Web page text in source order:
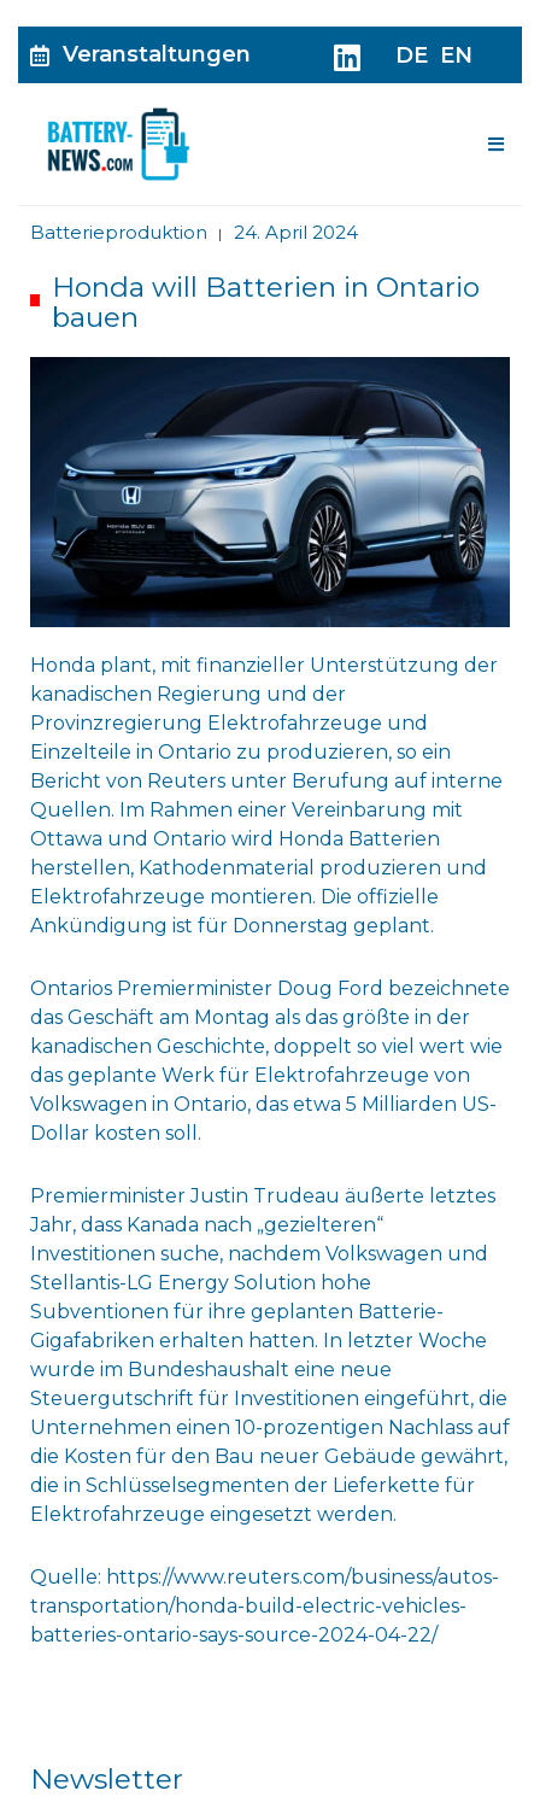
Veranstaltungen DE EN
Batterieproduktion | 24. April 2024
Honda will Batterien in Ontario
bauen
Honda plant, mit finanzieller Unterstützung der
kanadischen Regierung und der
Provinzregierung Elektrofahrzeuge und
Einzelteile in Ontario zu produzieren, so ein
Bericht von Reuters unter Berufung auf interne
Quellen. Im Rahmen einer Vereinbarung mit
Ottawa und Ontario wird Honda Batterien
herstellen, Kathodenmaterial produzieren und
Elektrofahrzeuge montieren. Die offizielle
Ankündigung ist für Donnerstag geplant.
Ontarios Premierminister Doug Ford bezeichnete
das Geschäft am Montag als das größte in der
kanadischen Geschichte, doppelt so viel wert wie
das geplante Werk für Elektrofahrzeuge von
Volkswagen in Ontario, das etwa 5 Milliarden US-
Dollar kosten soll.
Premierminister Justin Trudeau äußerte letztes
Jahr, dass Kanada nach „gezielteren“
Investitionen suche, nachdem Volkswagen und
Stellantis-LG Energy Solution hohe
Subventionen für ihre geplanten Batterie-
Gigafabriken erhalten hatten. In letzter Woche
wurde im Bundeshaushalt eine neue
Steuergutschrift für Investitionen eingeführt, die
Unternehmen einen 10-prozentigen Nachlass auf
die Kosten für den Bau neuer Gebäude gewährt,
die in Schlüsselsegmenten der Lieferkette für
Elektrofahrzeuge eingesetzt werden.
Quelle: https://www.reuters.com/business/autos-
transportation/honda-build-electric-vehicles-
batteries-ontario-says-source-2024-04-22/
Newsletter